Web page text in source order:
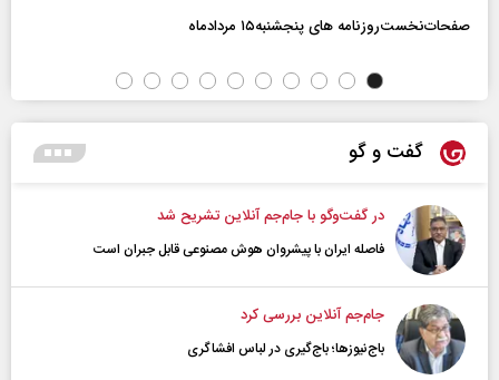
صفحات‌نخست‌روزنامه ها‌ی پنجشنبه‌۱۵ مردادماه
گفت و گو
در گفت‌و‌گو با جام‌جم آنلاین تشریح شد
فاصله ایران با پیشرو‌ان هوش مصنوعی قابل جبران است
جام‌جم آنلاین بررسی کرد
باج‌نیوزها؛ باج‌گیری در لباس افشاگری